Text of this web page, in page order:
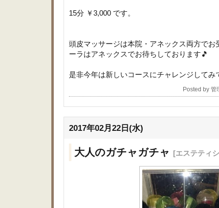
15分 ￥3,000 です。
頭皮マッサージは本院・アネックス両方でお
ーラはアネックスでお待ちしております🎵
是非今年は新しいコースにチャレンジしてみ
Posted by
2017年02月22日(水)
大人のガチャガチャ [エステティ